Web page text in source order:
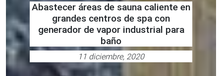
Abastecer áreas de sauna caliente en
grandes centros de spa con
generador de vapor industrial para
baño
11 diciembre, 2020